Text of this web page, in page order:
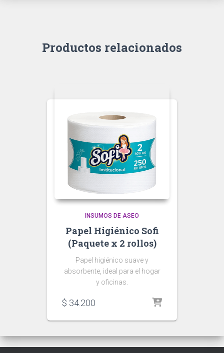
Productos relacionados
INSUMOS DE ASEO
Papel Higiénico Sofi
(Paquete x 2 rollos)
Papel higiénico suave y
absorbente, ideal para el hogar
y oficinas.
$ 34.200